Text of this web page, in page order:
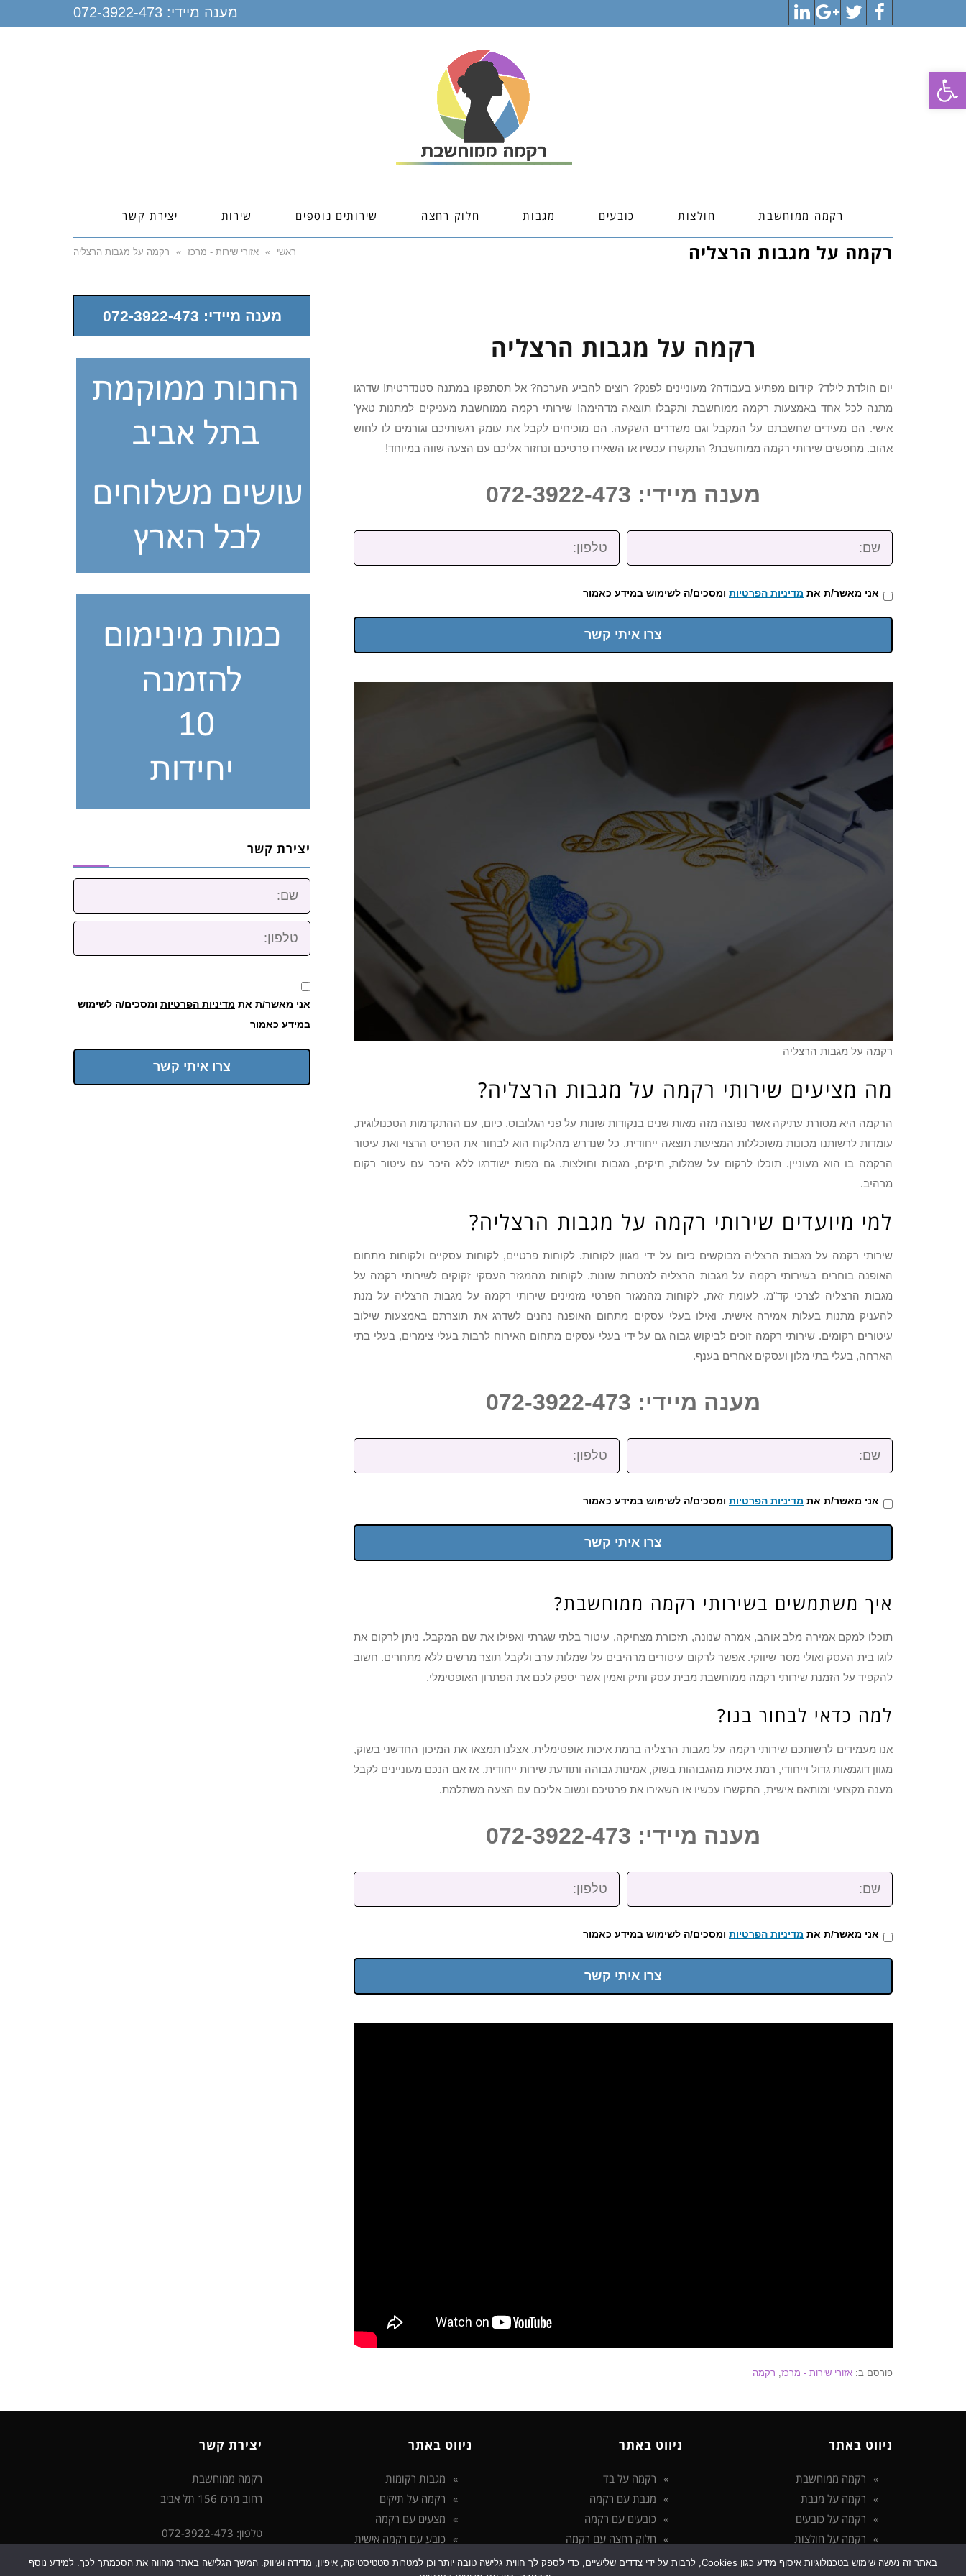
פתח סרגל נגישות
Facebook
Twitter
Google+
LinkedIn
מענה מיידי: 072-3922-473
רקמה ממוחשבת חולצות כובעים מגבות חלוק רחצה שירותים נוספים שירות יצירת קשר
רקמה על מגבות הרצליה ראשי » אזורי שירות - מרכז » רקמה על מגבות הרצליה
רקמה על מגבות הרצליה
יום הולדת לילד? קידום מפתיע בעבודה? מעוניינים לפנק? רוצים להביע הערכה? אל תסתפקו במתנה סטנדרטית! שדרגו
מתנה לכל אחד באמצעות רקמה ממוחשבת ותקבלו תוצאה מדהימה! שירותי רקמה ממוחשבת מעניקים למתנות טאץ'
אישי. הם מעידים שחשבתם על המקבל וגם משדרים השקעה. הם מוכיחים לקבל את עומק רגשותיכם וגורמים לו לחוש
אהוב. מחפשים שירותי רקמה ממוחשבת? התקשרו עכשיו או השאירו פרטיכם ונחזור אליכם עם הצעה שווה במיוחד!
מענה מיידי: 072-3922-473
שם: טלפון:
אני מאשר/ת את מדיניות הפרטיות ומסכים/ה לשימוש במידע כאמור
צרו איתי קשר
רקמה על מגבות הרצליה
מה מציעים שירותי רקמה על מגבות הרצליה?
הרקמה היא מסורת עתיקה אשר נפוצה מזה מאות שנים בנקודות שונות על פני הגלובוס. כיום, עם ההתקדמות הטכנולוגית,
עומדות לרשותנו מכונות משוכללות המציעות תוצאה ייחודית. כל שנדרש מהלקוח הוא לבחור את הפריט הרצוי ואת עיטור
הרקמה בו הוא מעוניין. תוכלו לרקום על שמלות, תיקים, מגבות וחולצות. גם מפות ישודרגו ללא היכר עם עיטור רקום
מרהיב.
למי מיועדים שירותי רקמה על מגבות הרצליה?
שירותי רקמה על מגבות הרצליה מבוקשים כיום על ידי מגוון לקוחות. לקוחות פרטיים, לקוחות עסקיים ולקוחות מתחום
האופנה בוחרים בשירותי רקמה על מגבות הרצליה למטרות שונות. לקוחות מהמגזר העסקי זקוקים לשירותי רקמה על
מגבות הרצליה לצרכי קד"מ. לעומת זאת, לקוחות מהמגזר הפרטי מזמינים שירותי רקמה על מגבות הרצליה על מנת
להעניק מתנות בעלות אמירה אישית. ואילו בעלי עסקים מתחום האופנה נהנים לשדרג את תוצרתם באמצעות שילוב
עיטורים רקומים. שירותי רקמה זוכים לביקוש גבוה גם על ידי בעלי עסקים מתחום האירוח לרבות בעלי צימרים, בעלי בתי
הארחה, בעלי בתי מלון ועסקים אחרים בענף.
מענה מיידי: 072-3922-473
שם: טלפון:
אני מאשר/ת את מדיניות הפרטיות ומסכים/ה לשימוש במידע כאמור
צרו איתי קשר
איך משתמשים בשירותי רקמה ממוחשבת?
תוכלו למקם אמירה מלב אוהב, אמרה שנונה, תזכורת מצחיקה, עיטור בלתי שגרתי ואפילו את שם המקבל. ניתן לרקום את
לוגו בית העסק ואולי מסר שיווקי. אפשר לרקום עיטורים מרהיבים על שמלות ערב ולקבל תוצר מרשים ללא מתחרים. חשוב
להקפיד על הזמנת שירותי רקמה ממוחשבת מבית עסק ותיק ואמין אשר יספק לכם את הפתרון האופטימלי.
למה כדאי לבחור בנו?
אנו מעמידים לרשותכם שירותי רקמה על מגבות הרצליה ברמת איכות אופטימלית. אצלנו תמצאו את המיכון החדשני בשוק,
מגוון דוגמאות גדול וייחודי, רמת איכות מהגבוהות בשוק, אמינות גבוהה ותודעת שירות ייחודית. אז אם הנכם מעוניינים לקבל
מענה מקצועי ומותאם אישית, התקשרו עכשיו או השאירו את פרטיכם ונשוב אליכם עם הצעה משתלמת.
מענה מיידי: 072-3922-473
שם: טלפון:
אני מאשר/ת את מדיניות הפרטיות ומסכים/ה לשימוש במידע כאמור
צרו איתי קשר
פורסם ב: אזורי שירות - מרכז רקמה
מענה מיידי: 072-3922-473
יצירת קשר
שם:
טלפון:
אני מאשר/ת את מדיניות הפרטיות ומסכים/ה לשימוש
במידע כאמור
צרו איתי קשר
ניווט באתר
רקמה ממוחשבת
רקמה על מגבת
רקמה על כובעים
רקמה על חולצות
הצהרת נגישות
ניווט באתר
רקמה על בד
מגבת עם רקמה
כובעים עם רקמה
חלוק רחצה עם רקמה
ניווט באתר
מגבות רקומות
רקמה על תיקים
מצעים עם רקמה
כובע עם רקמה אישית
יצירת קשר
רקמה ממוחשבת
רחוב מרכז 156 תל אביב
טלפון: 072-3922-473
באתר זה נעשה שימוש בטכנולוגיות איסוף מידע כגון Cookies, לרבות על ידי צדדים שלישיים, כדי לספק לך חווית גלישה טובה יותר וכן למטרות סטטיסטיקה, איפיון, מדידה ושיווק. המשך הגלישה באתר מהווה את הסכמתך לכך. למידע נוסף